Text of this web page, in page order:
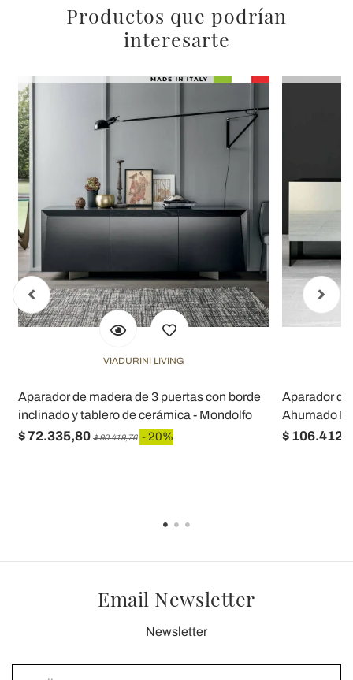
Productos que podrían
interesarte
VIADURINI LIVING
Aparador de madera de 3 puertas con borde
inclinado y tablero de cerámica - Mondolfo
$ 72.335,80 $ 90.419,76 - 20%
Aparador
Ahumado
$
Email Newsletter
Newsletter